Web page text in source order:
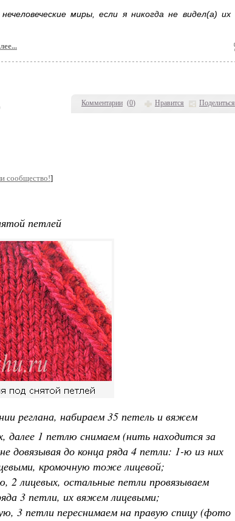
Комментарии (0) Нравится Поделиться
миры, если я никогда не видел(а) их
сообщество!]
петлей
реглана, набираем 35 петель и вяжем
далее 1 петлю снимаем (нить находится за
довязывая до конца ряда 4 петли: 1-ю из них
кромочную тоже лицевой;
2 лицевых, остальные петли провязываем
3 петли, их вяжем лицевыми;
3 петли переснимаем на правую спицу (фото